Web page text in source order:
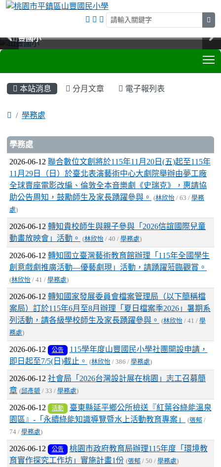
山豐國小
山豐國小
山豐國小
山豐國小
本站消息 分月文章 電子報列表
學務處
文章列表
學務處
2026-06-12 聯合數位文創將於115年11月20日(五)起至115年
11月29日（日）於臺北表演藝術中心大劇院舉辦由夢工廠
全球賣座電影改編、倫敦全本音樂劇《史瑞克》，惠請協
助公告周知，鼓勵師生及家長踴躍參與。
(林欣怡 / 63 / 學務
處)
2026-06-12 轉知貴校師生與親子參與「2026信誼國際兒童
動畫放映會」活動。
(林欣怡 / 40 / 學務處)
2026-06-12 轉知國立臺灣藝術教育館辦理「115年全國學生
創意戲劇推廣活動—優藝劇現」活動，請踴躍蒞臨觀賞。
(林欣怡 / 41 / 學務處)
2026-06-12 轉知國家發展委員會檔案管理局（以下簡稱檔
案局）訂於115年6月至8月辦理「夏日檔案季2026」暑期系
列活動，請各級學校師生及家長踴躍參與。
(林欣怡 / 41 / 學
務處)
2026-06-12 公告
115學年度山豐國民小學社團開設申請，
即日起至7/5(日)截止。
(林欣怡 / 386 / 學務處)
2026-06-12 社會局「2026台灣設計展在桃園」志工召募簡
章 (邱彥毓 / 33 / 學務處)
2026-06-12 活動
臺東縣延平鄉公所檢送『紅葉谷綠能溫泉
園區』-「永續綠能知識導覽暨水上活動教育專案」
(張郁 /
74 / 學務處)
2026-06-12 公告
桃園市政府教育局​​​​​​​辦理115年度「環境教
育實作探究工作坊」實施計畫1份 (張郁 / 50 / 學務處)